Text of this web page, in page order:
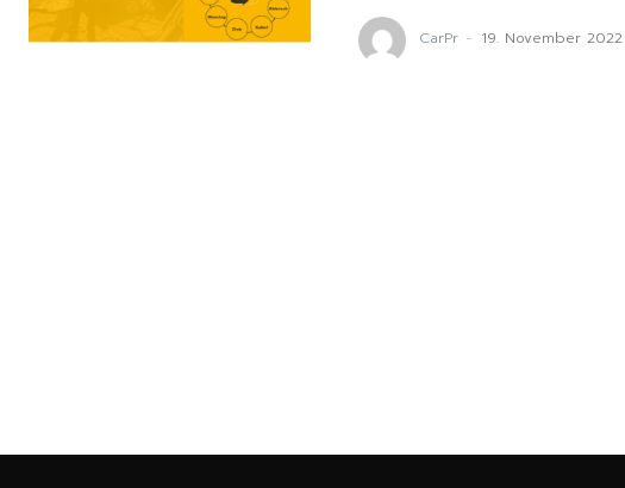
CarPr - 19. November 2022